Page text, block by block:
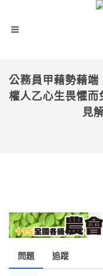
公務員甲藉勢藉端
權人乙心生畏懼而
見
問題 追蹤